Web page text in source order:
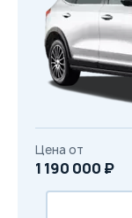
с
Цена от
1 190 000 ₽